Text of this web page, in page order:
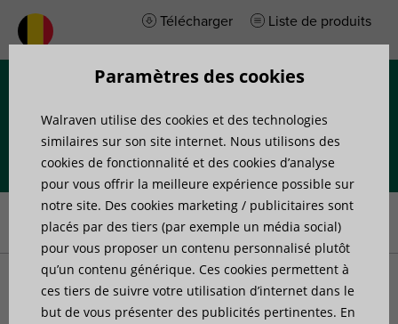
Télécharger Liste de produits
Accueil»Produits» Systèmes de rails»Accessoires de rail»
Walraven Maxx Écrous Hammerfix
Walraven Maxx Écrous
Paramètres des cookies
Walraven utilise des cookies et des technologies
similaires sur son site internet. Nous utilisons des
cookies de fonctionnalité et des cookies d’analyse
pour vous offrir la meilleure expérience possible sur
notre site. Des cookies marketing / publicitaires sont
placés par des tiers (par exemple un média social)
pour vous proposer un contenu personnalisé plutôt
qu’un contenu générique. Ces cookies permettent à
ces tiers de suivre votre utilisation d’internet dans le
but de vous présenter des publicités pertinentes. En